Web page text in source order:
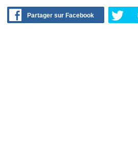
Partager sur Facebook